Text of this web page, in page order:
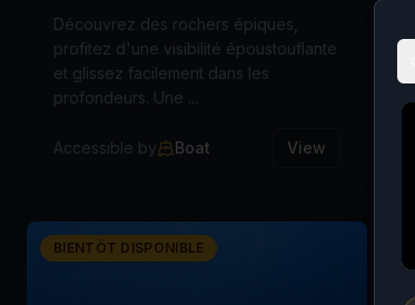
Découvrez des rochers épiques,
profitez d'une visibilité époustouflante
et glissez facilement dans les
profondeurs. Une ...
Accessible by Boat View
BIENTÔT DISPONIBLE